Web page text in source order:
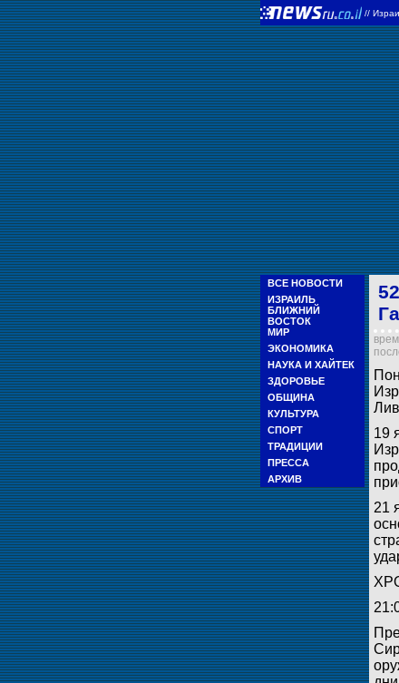
//
ВСЕ НОВОСТИ
ИЗРАИЛЬ
БЛИЖНИЙ
ВОСТОК
МИР
ЭКОНОМИКА
НАУКА И ХАЙТЕК
ЗДОРОВЬЕ
ОБЩИНА
КУЛЬТУРА
СПОРТ
ТРАДИЦИИ
ПРЕССА
АРХИВ
19
21